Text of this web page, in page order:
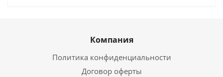
Компания
Политика конфиденциальности
Договор оферты